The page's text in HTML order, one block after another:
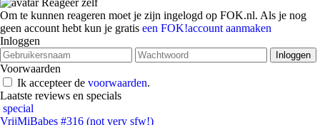
Reageer zelf
Om te kunnen reageren moet je zijn ingelogd op FOK.nl. Als je nog
geen account hebt kun je gratis een FOK!account aanmaken
Inloggen
Voorwaarden
Ik accepteer de voorwaarden.
Laatste reviews en specials
special
VrijMiBabes #316 (not very sfw!)